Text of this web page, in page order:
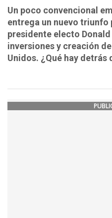
Un poco convencional
entrega un nuevo triunfo
presidente electo
inversiones y creación
Unidos. ¿Qué hay detrás